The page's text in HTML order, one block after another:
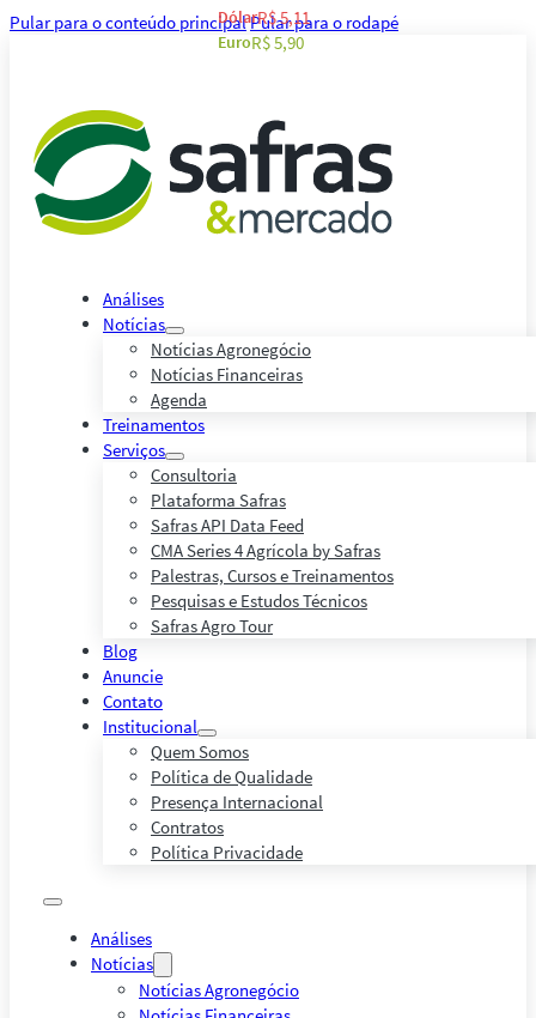
Pular para o conteúdo principalPular para o rodapé
Análises
Notícias
Notícias Agronegócio
Notícias Financeiras
Agenda
Treinamentos
Serviços
Consultoria
Plataforma Safras
Safras API Data Feed
CMA Series 4 Agrícola by Safras
Palestras, Cursos e Treinamentos
Pesquisas e Estudos Técnicos
Safras Agro Tour
Blog
Anuncie
Contato
Institucional
Quem Somos
Política de Qualidade
Presença Internacional
Contratos
Política Privacidade
Análises
Notícias
Notícias Agronegócio
DólarR$ 5,11
EuroR$ 5,90